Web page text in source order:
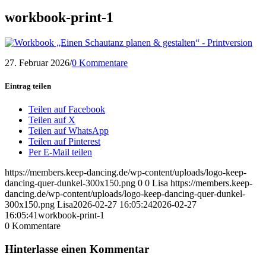
workbook-print-1
27. Februar 2026/0 Kommentare
Eintrag teilen
Teilen auf Facebook
Teilen auf X
Teilen auf WhatsApp
Teilen auf Pinterest
Per E-Mail teilen
https://members.keep-dancing.de/wp-content/uploads/logo-keep-
dancing-quer-dunkel-300x150.png 0 0 Lisa https://members.keep-
dancing.de/wp-content/uploads/logo-keep-dancing-quer-dunkel-
300x150.png Lisa2026-02-27 16:05:242026-02-27
16:05:41workbook-print-1
0 Kommentare
Hinterlasse einen Kommentar